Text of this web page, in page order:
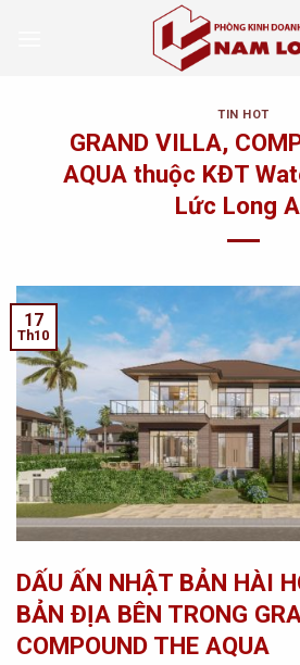
TIN HOT
GRAND VILLA,
AQUA thuộc KĐT
Lức Long
17
Th10
DẤU ẤN NHẬT BẢN HÀI
BẢN ĐỊA BÊN TRONG
COMPOUND THE AQUA